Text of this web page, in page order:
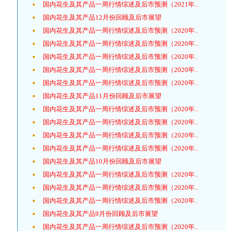
国内花生及其产品一周行情综述及后市预测（2021年..
国内花生及其产品12月份回顾及后市展望
国内花生及其产品一周行情综述及后市预测（2020年..
国内花生及其产品一周行情综述及后市预测（2020年..
国内花生及其产品一周行情综述及后市预测（2020年..
国内花生及其产品一周行情综述及后市预测（2020年..
国内花生及其产品一周行情综述及后市预测（2020年..
国内花生及其产品11月份回顾及后市展望
国内花生及其产品一周行情综述及后市预测（2020年..
国内花生及其产品一周行情综述及后市预测（2020年..
国内花生及其产品一周行情综述及后市预测（2020年..
国内花生及其产品一周行情综述及后市预测（2020年..
国内花生及其产品10月份回顾及后市展望
国内花生及其产品一周行情综述及后市预测（2020年..
国内花生及其产品一周行情综述及后市预测（2020年..
国内花生及其产品一周行情综述及后市预测（2020年..
国内花生及其产品9月份回顾及后市展望
国内花生及其产品一周行情综述及后市预测（2020年..